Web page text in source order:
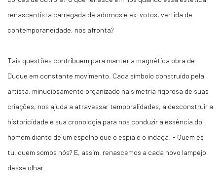
renascentista carregada de adornos e ex-votos, vertida de
contemporaneidade, nos afronta?
Tais questões contribuem para manter a magnética obra de
Duque em constante movimento. Cada símbolo construído pela
artista, minuciosamente organizado na simetria rigorosa de suas
criações, nos ajuda a atravessar temporalidades, a desconstruir a
historicidade e sua cronologia para nos conduzir à essência do
homem diante de um espelho que o espia e o indaga: - Quem és
tu, quem somos nós? E, assim, renascemos a cada novo lampejo
desse olhar.